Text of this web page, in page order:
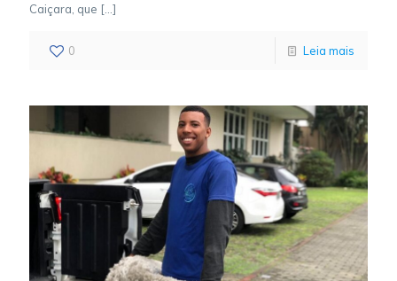
Caiçara, que […]
0 Leia mais